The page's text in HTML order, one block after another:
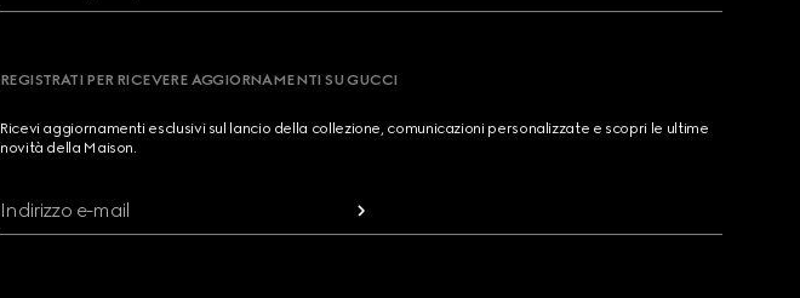
REGISTRATI PER RICEVERE AGGIORNAMENTI SU GUCCI
Ricevi aggiornamenti esclusivi sul lancio della collezione, comunicazioni personalizzate e scopri le ultime
novità della Maison.
Indirizzo e-mail